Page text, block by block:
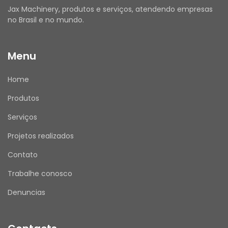
ANTES DE COMPRAR
Utilize o campo de Perguntas e Respostas
estão atualizados.
APÓS A COMPRA
sua experiência de compra conosco. Sua
opinião é muito importante!
Jax Machinery, produtos e serviços, atendendo empresas
no Brasil e no mundo.
Menu
Home
Produtos
Serviços
Projetos realizados
Contato
Trabalhe conosco
Denuncias